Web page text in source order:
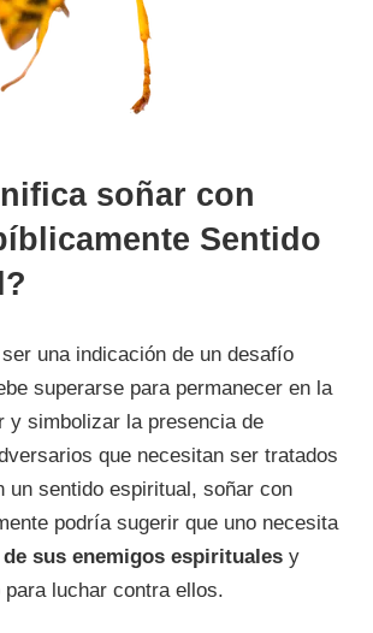
soñar con
Sentido
una indicación de un desafío
superarse para permanecer en la
y simbolizar la presencia de
que necesitan ser tratados
un sentido espiritual, soñar con
podría sugerir que uno necesita
sus enemigos espirituales y
luchar contra ellos.